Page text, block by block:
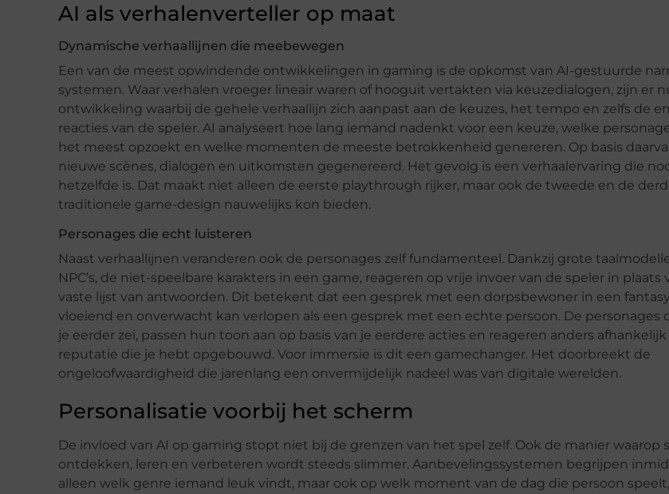
AI als verhalenverteller op maat
Dynamische verhaallijnen die meebewegen
Een van de meest opwindende ontwikkelingen in gaming is de opkomst van AI-gestuurde
systemen. Waar verhalen vroeger lineair waren of hooguit vertakten via keuzedialogen, zijn er
ontwikkeling waarbij de gehele verhaallijn zich aanpast aan de keuzes, het tempo en zelfs de
reacties van de speler. AI analyseert hoe lang iemand nadenkt voor een keuze, welke
het meest opzoekt en welke momenten de meeste betrokkenheid genereren. Op basis
nieuwe scènes, dialogen en uitkomsten gegenereerd. Het gevolg is een verhaalervaring die
hetzelfde is. Dat maakt niet alleen de eerste playthrough rijker, maar ook de tweede en de
traditionele game-design nauwelijks kon bieden.
Personages die echt luisteren
Naast verhaallijnen veranderen ook de personages zelf fundamenteel. Dankzij grote
NPC’s, de niet-speelbare karakters in een game, reageren op vrije invoer van de speler in plaats
vaste lijst van antwoorden. Dit betekent dat een gesprek met een dorpsbewoner in een
vloeiend en onverwacht kan verlopen als een gesprek met een echte persoon. De personages
je eerder zei, passen hun toon aan op basis van je eerdere acties en reageren anders
reputatie die je hebt opgebouwd. Voor immersie is dit een gamechanger. Het doorbreekt de
ongeloofwaardigheid die jarenlang een onvermijdelijk nadeel was van digitale werelden.
Personalisatie voorbij het scherm
De invloed van AI op gaming stopt niet bij de grenzen van het spel zelf. Ook de manier waarop
ontdekken, leren en verbeteren wordt steeds slimmer. Aanbevelingssystemen begrijpen
alleen welk genre iemand leuk vindt, maar ook op welk moment van de dag die persoon